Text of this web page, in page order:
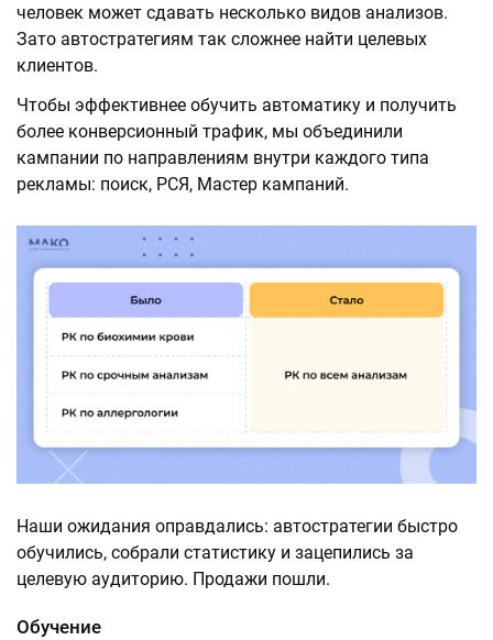
человек может сдавать несколько видов анализов.
Зато автостратегиям так сложнее найти целевых
клиентов.
Чтобы эффективнее обучить автоматику и получить
более конверсионный трафик, мы объединили
кампании по направлениям внутри каждого типа
рекламы: поиск, РСЯ, Мастер кампаний.
Наши ожидания оправдались: автостратегии быстро
обучились, собрали статистику и зацепились за
целевую аудиторию. Продажи пошли.
Обучение